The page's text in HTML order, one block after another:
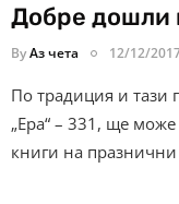
Добре дошли
ByАз чета 12/12/
По традиция и тази
„Ера“ – 331, ще
книги на